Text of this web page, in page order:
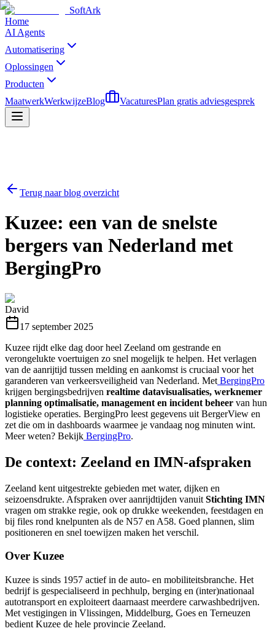
SoftArk
Home
AI Agents
Automatisering
Oplossingen
Producten
MaatwerkWerkwijzeBlog VacaturesPlan gratis adviesgesprek
Terug naar blog overzicht
Kuzee: een van de snelste
bergers van Nederland met
BergingPro
David
17 september 2025
Kuzee rijdt elke dag door heel Zeeland om gestrande en
verongelukte voertuigen zo snel mogelijk te helpen. Het verlagen
van de aanrijtijd tussen melding en aankomst is cruciaal voor het
garanderen van verkeersveiligheid van Nederland. Met BergingPro
krijgen bergingsbedrijven realtime datavisualisaties, werknemer
planning optimalisatie, management en incident beheer van hun
logistieke operaties. BergingPro leest gegevens uit BergerView en
zet die om in dashboards waarmee je vandaag nog minuten wint.
Meer weten? Bekijk BergingPro.
De context: Zeeland en IMN-afspraken
Zeeland kent uitgestrekte gebieden met water, dijken en
seizoensdrukte. Afspraken over aanrijdtijden vanuit Stichting IMN
vragen om strakke regie, ook op drukke weekenden, feestdagen en
bij files rond knelpunten als de N57 en A58. Goed plannen, slim
positioneren en snel toewijzen maken het verschil.
Over Kuzee
Kuzee is sinds 1957 actief in de auto- en mobiliteitsbranche. Het
bedrijf is gespecialiseerd in pechhulp, berging en (inter)nationaal
autotransport en exploiteert daarnaast meerdere carwashbedrijven.
Met vestigingen in Vlissingen, Middelburg, Goes en Terneuzen
bedient Kuzee de hele provincie Zeeland.